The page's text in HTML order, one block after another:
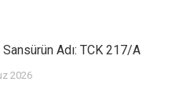
Sansürün Adı: TCK 217/A
2026